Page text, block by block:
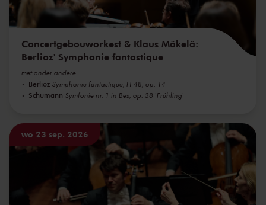
Concertgebouworkest & Klaus Mäkelä:
Berlioz' Symphonie fantastique
met onder andere
Berlioz Symphonie fantastique, H 48, op. 14
Schumann Symfonie nr. 1 in Bes, op. 38 'Frühling'
wo 23 sep. 2026